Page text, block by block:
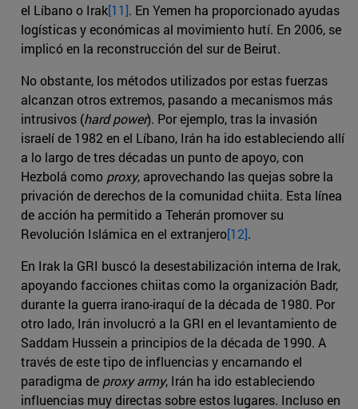
el Líbano o Irak[11]. En Yemen ha proporcionado ayudas
logísticas y económicas al movimiento hutí. En 2006, se
implicó en la reconstrucción del sur de Beirut.
No obstante, los métodos utilizados por estas fuerzas
alcanzan otros extremos, pasando a mecanismos más
intrusivos (hard power). Por ejemplo, tras la invasión
israelí de 1982 en el Líbano, Irán ha ido estableciendo allí
a lo largo de tres décadas un punto de apoyo, con
Hezbolá como proxy, aprovechando las quejas sobre la
privación de derechos de la comunidad chiita. Esta línea
de acción ha permitido a Teherán promover su
Revolución Islámica en el extranjero[12].
En Irak la GRI buscó la desestabilización interna de Irak,
apoyando facciones chiitas como la organización Badr,
durante la guerra irano-iraquí de la década de 1980. Por
otro lado, Irán involucró a la GRI en el levantamiento de
Saddam Hussein a principios de la década de 1990. A
través de este tipo de influencias y encarnando el
paradigma de proxy army, Irán ha ido estableciendo
influencias muy directas sobre estos lugares. Incluso en